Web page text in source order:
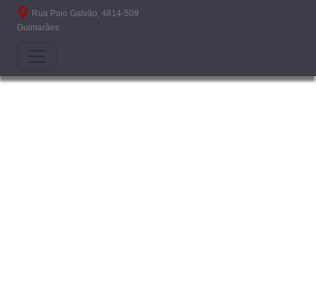
Passar para o conteúdo principal
Rua Paio Galvão, 4814-509
Guimarães